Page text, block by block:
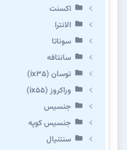
اکسنت
الانترا
سوناتا
سانتافه
توسان (ix35)
وراکروز (ix55)
جنسیس
جنسیس کوپه
سنتنیال